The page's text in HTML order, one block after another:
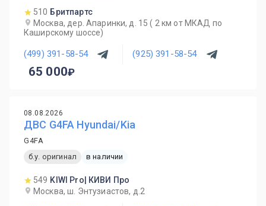
510 Бритпартс
Москва, дер. Апаринки, д. 15 ( 2 км от МКАД по
Каширскому шоссе)
(499) 391-58-54 (925) 391-58-54
65 000
08.08.2026
ДВС G4FA Hyundai/Kia
G4FA
б.у. оригинал
в наличии
549 KIWI Pro| КИВИ Про
Москва, ш. Энтузиастов, д.2